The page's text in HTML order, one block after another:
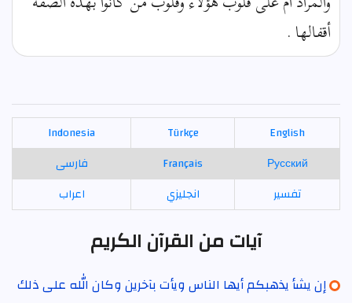
أقفالها .
English
Türkçe
Indonesia
Русский
Français
فارسی
تفسير
انجليزي اعراب
آيات من القرآن الكريم
إن يشأ يذهبكم أيها الناس ويأت بآخرين وكان الله على ذلك